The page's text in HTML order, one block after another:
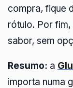
compra, fique
rótulo. Por
sabor, sem
Resumo: a
importa numa